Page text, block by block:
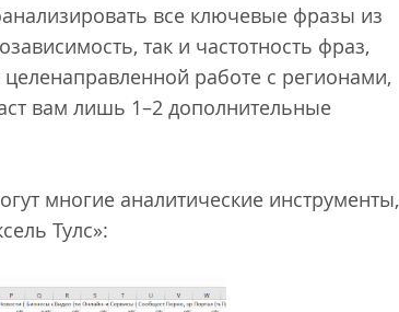
все ключевые фразы из
так и частотность фраз,
работе с регионами,
вам лишь 1–2 дополнительные
многие аналитические инструменты,
Тулс»: